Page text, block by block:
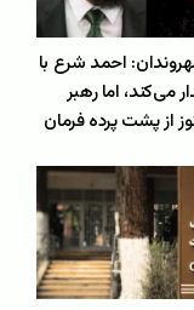
احمد شرع با
می‌کند، اما رهبر
از پشت پرده فرمان